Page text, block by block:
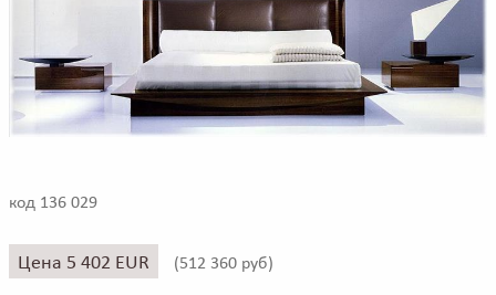
код 136 029
Цена 5 402 EUR (512 360 руб)